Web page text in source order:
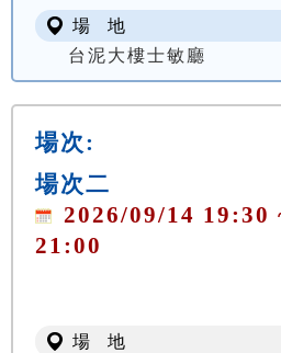
場 地
台泥大樓士敏廳
場次:
場次二
2026/09/14 19:30
21:00
場 地